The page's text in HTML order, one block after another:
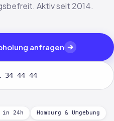
Aktiv seit 2014.
anfragen
34 44 44
in 24h Homburg & Umgebung